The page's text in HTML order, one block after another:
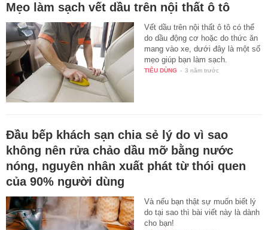
Mẹo làm sạch vết dầu trên nội thất ô tô
Vết dầu trên nội thất ô tô có thể
do dầu động cơ hoặc do thức ăn
mang vào xe, dưới đây là một số
mẹo giúp bạn làm sạch.
TIÊU DÙNG - 3 năm trước
Đầu bếp khách sạn chia sẻ lý do vì sao
không nên rửa chảo dầu mỡ bằng nước
nóng, nguyên nhân xuất phát từ thói quen
của 90% người dùng
Và nếu bạn thật sự muốn biết lý
do tại sao thì bài viết này là dành
cho bạn!